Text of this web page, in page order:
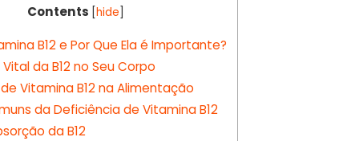
Contents [hide]
B12 e Por Que Ela é Importante?
da B12 no Seu Corpo
Vitamina B12 na Alimentação
da Deficiência de Vitamina B12
da B12